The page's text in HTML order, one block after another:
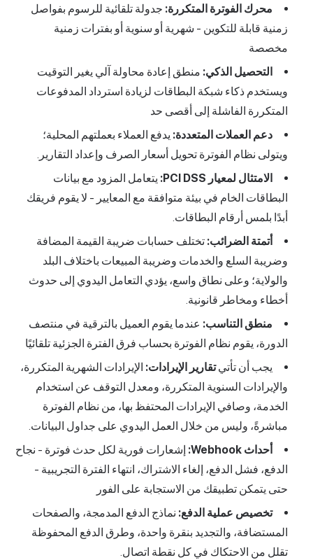
محرك الفوترة المتكررة: جدولة تلقائية للرسوم بفواصل
زمنية قابلة للتكوين - شهرية أو سنوية أو بفترات زمنية
مخصصة
التحصيل الذكي: منطق إعادة محاولة آلي يغير التوقيت
ويستخدم ذكاء شبكة البطاقات لزيادة استرداد المدفوعات
المتكررة الفاشلة إلى أقصى حد
دعم العملات المتعددة: يدفع العملاء بعملتهم المحلية؛
ويتولى نظام الفوترة تحويل أسعار الصرف وإعداد التقارير.
الامتثال لمعيار PCI DSS:
يتعامل المزود مع بيانات
البطاقات الخام في بيئة متوافقة مع المعايير - لا يقوم فريقك
أبدًا بلمس أرقام البطاقات.
أتمتة الضرائب: تختلف حسابات ضريبة القيمة المضافة
وضريبة السلع والخدمات وضريبة المبيعات باختلاف البلد
والولاية؛ وعلى نطاق واسع، يؤدي التعامل اليدوي إلى حدوث
أخطاء ومخاطر قانونية.
منطق التناسب: عندما يقوم العميل بالترقية في منتصف
الدورة، يقوم نظام الفوترة بحساب فرق الفترة الجزئية تلقائيًا
يجب أن تأتيتقارير الإيرادات: الإيرادات الشهرية المتكررة،
والإيرادات السنوية المتكررة، ومعدل التوقف عن استخدام
الخدمة، وصافي الإيرادات المحتفظ بها، من نظام الفوترة
مباشرةً، وليس من خلال العمل اليدوي على جداول البيانات.
أحداث Webhook:
إشعارات فورية لكل حدث فوترة - نجاح
الدفع، فشل الدفع، إلغاء الاشتراك، انتهاء الفترة التجريبية -
حتى يتمكن تطبيقك من الاستجابة على الفور
تخصيص عملية الدفع: نماذج الدفع المدمجة، والصفحات
المستضافة، والتجديد بنقرة واحدة، وطرق الدفع المحفوظة
تقلل من الاحتكاك في كل نقطة اتصال.